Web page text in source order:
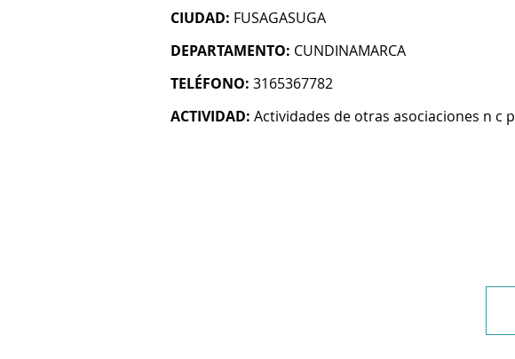
CIUDAD: FUSAGASUGA
DEPARTAMENTO: CUNDINAMARCA
TELÉFONO: 3165367782
ACTIVIDAD: Actividades de otras asociaciones n c p